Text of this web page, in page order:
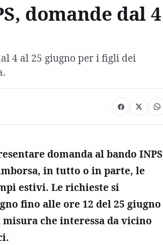
domande dal 4
4 al 25 giugno per i figli dei
domanda al bando INPS
in tutto o in parte, le
estivi. Le richieste si
fino alle ore 12 del 25 giugno
misura che interessa da vicino